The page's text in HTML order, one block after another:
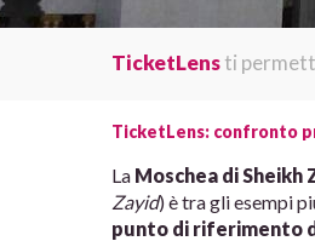
TicketLensti
TicketLens: confronto
La Moschea di Sheikh
Zayid) è tra gli esempi
punto di riferimento